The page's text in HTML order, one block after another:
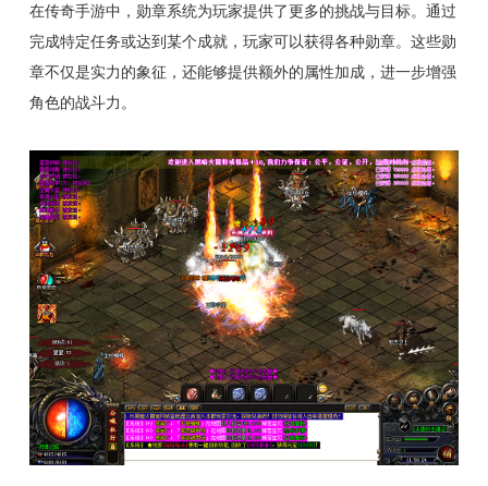
在传奇手游中，勋章系统为玩家提供了更多的挑战与目标。通过
完成特定任务或达到某个成就，玩家可以获得各种勋章。这些勋
章不仅是实力的象征，还能够提供额外的属性加成，进一步增强
角色的战斗力。